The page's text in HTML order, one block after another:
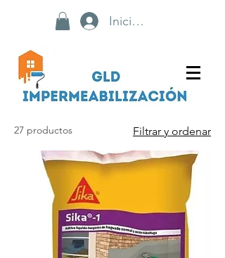
Iniciar sesión
27 productos Filtrar y ordenar